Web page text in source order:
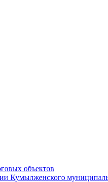
объектов
Кумылженского